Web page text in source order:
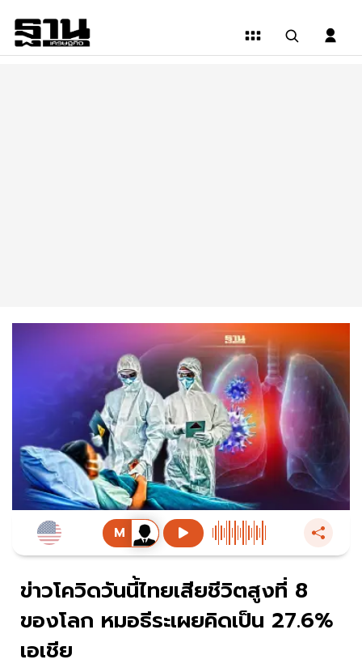
ข่าวโควิดวันนี้ไทยเสียชีวิตสูงที่ 8
ของโลก หมอธีระเผยคิดเป็น 27.6%
เอเชีย